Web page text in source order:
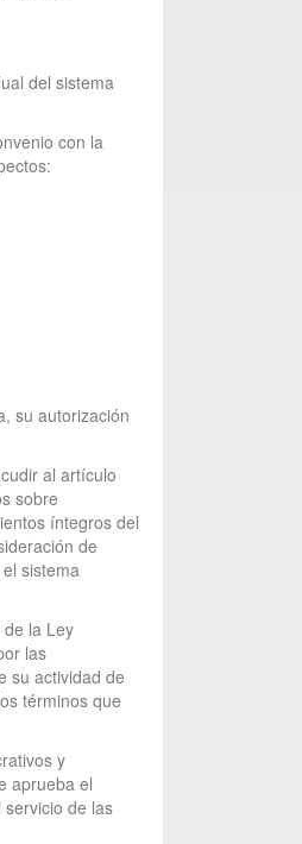
del sistema
con la
su autorización
al artículo
sobre
íntegros del
de
sistema
la Ley
las
su actividad de
términos que
y
aprueba el
de las